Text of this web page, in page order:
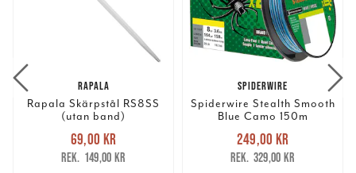
RAPALA
Rapala Skärpstål RS8SS
(utan band)
Nuvarande pris
69,00 krTidigare pris
149,00 kr
69,00 kr
149,00 kr
SPIDERWIRE
Spiderwire Stealth Smooth
Blue Camo 150m
Nuvarande pris
249,00 krTidigare pris
329,00 kr
249,00 kr
329,00 kr